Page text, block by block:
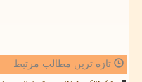
تازه ترین مطالب مرتبط